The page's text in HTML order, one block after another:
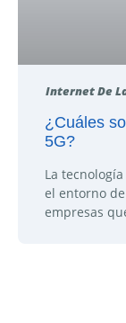
Internet De
¿Cuáles
5G?
La
el entorno
empresas